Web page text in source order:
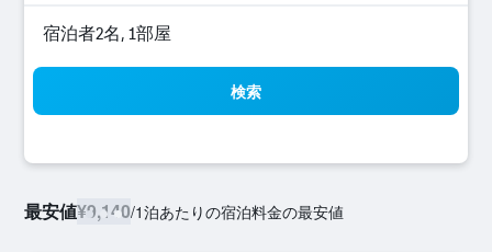
宿泊者2名, 1​部屋
検索
最安値¥9,140/1泊あたりの宿泊料金の最安値